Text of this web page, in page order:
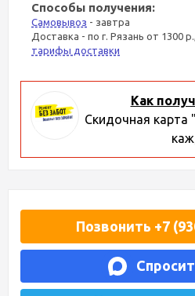
Способы получения:
Самовывоз - завтра
Доставка - по г. Рязань от 1300
тарифы доставки
Как
Скидочная карта
Позвонить +7